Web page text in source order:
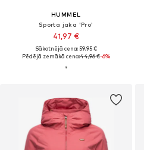
HUMMEL
Sporta jaka 'Pro'
41,97 €
Sākotnējā cena: 59,95 €
Pēdējā zemākā cena:44,96 €-6%